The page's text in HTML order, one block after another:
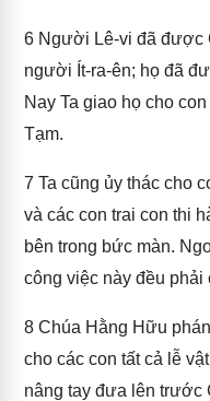
6 Người Lê-vi đã được
người Ít-ra-ên; họ đã
Nay Ta giao họ cho
Tạm.
7 Ta cũng ủy thác cho
và các con trai con thi
bên trong bức màn.
công việc này đều phải
8 Chúa Hằng Hữu
cho các con tất cả lễ
nâng tay đưa lên trước